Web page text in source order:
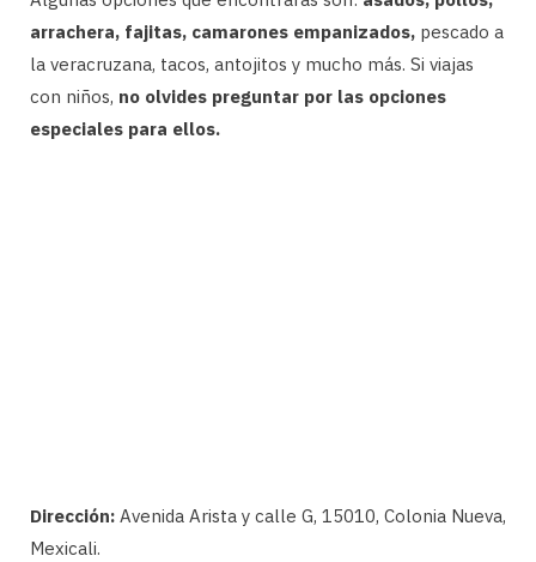
arrachera, fajitas, camarones empanizados, pescado a
la veracruzana, tacos, antojitos y mucho más. Si viajas
con niños, no olvides preguntar por las opciones
especiales para ellos.
Dirección: Avenida Arista y calle G, 15010, Colonia Nueva,
Mexicali.